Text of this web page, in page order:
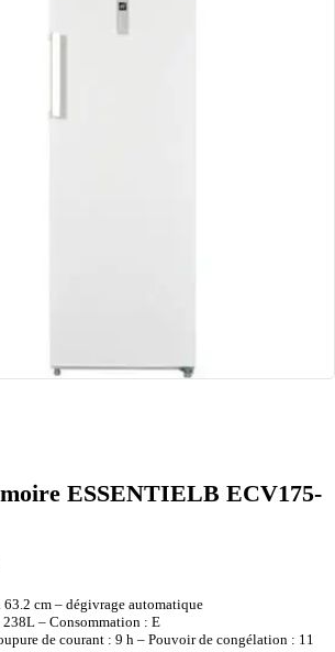
ESSENTIELB ECV175-
cm – dégivrage automatique
– Consommation : E
de courant : 9 h – Pouvoir de congélation : 11